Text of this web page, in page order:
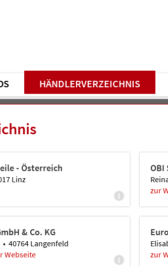
HÄNDLERVERZEICHNIS
i
- Österreich
Linz
OBI
zur
i
& Co. KG
40764 Langenfeld
Webseite
zur